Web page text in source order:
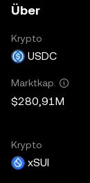
Über
Krypto
USDC
Marktkap.
$280,91M
Krypto
xSUI